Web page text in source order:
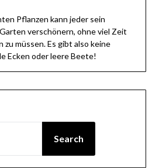
Pflanzen kann jeder sein
verschönern, ohne viel Zeit
müssen. Es gibt also keine
Ecken oder leere Beete!
Search